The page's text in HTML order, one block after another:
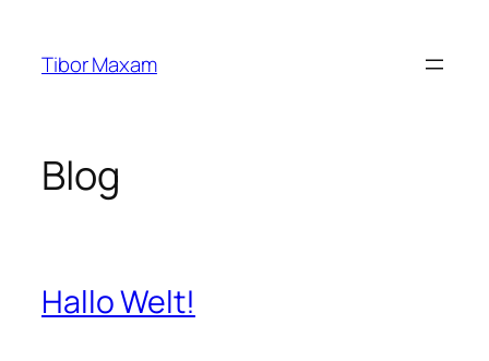
springen
Tibor Maxam
Blog
Hallo Welt!